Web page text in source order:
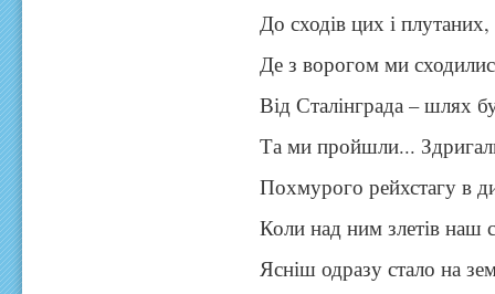
До сходів цих і плутаних,
Де з ворогом ми
Від Сталінграда – шлях
Та ми пройшли...
Похмурого рейхстагу в
Коли над ним злетів наш
Ясніш одразу стало на